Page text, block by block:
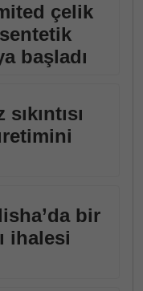
çelik
başladı
bir
ihalesi